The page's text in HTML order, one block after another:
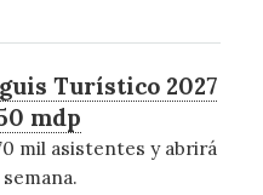
Turístico 2027
mdp
mil asistentes y abrirá